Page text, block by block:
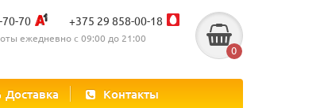
70 +375 29 858-00-18
ежедневно с 09:00 до 21:00
0
Доставка Контакты